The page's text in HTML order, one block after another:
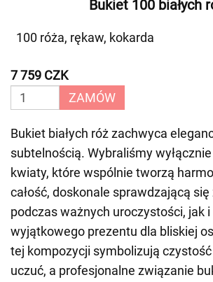
Bukiet 100 białych
100 róża, rękaw, kokarda
7 759 CZK
ZAMÓW
Bukiet białych róż zachwyca
subtelnością. Wybraliśmy
kwiaty, które wspólnie tworzą
całość, doskonale sprawdzającą
podczas ważnych uroczystości, jak i
wyjątkowego prezentu dla bliskiej
tej kompozycji symbolizują
uczuć, a profesjonalne związanie